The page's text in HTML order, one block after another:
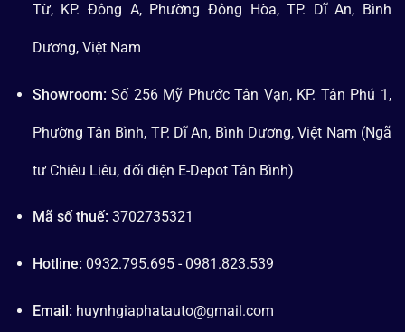
Từ, KP. Đông A, Phường Đông Hòa, TP. Dĩ An, Bình
Dương, Việt Nam
Showroom: Số 256 Mỹ Phước Tân Vạn, KP. Tân Phú 1,
Phường Tân Bình, TP. Dĩ An, Bình Dương, Việt Nam (Ngã
tư Chiêu Liêu, đối diện E-Depot Tân Bình)
Mã số thuế: 3702735321
Hotline: 0932.795.695 - 0981.823.539
Email: huynhgiaphatauto@gmail.com